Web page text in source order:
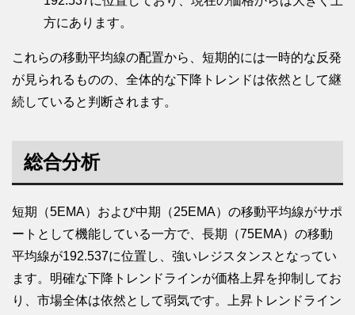
方にあります。
これらの移動平均線の配置から、短期的には一時的な反発
が見られるものの、全体的な下降トレンドは依然として継
続していると判断されます。
総合分析
短期（5EMA）および中期（25EMA）の移動平均線がサポ
ートとして機能している一方で、長期（75EMA）の移動
平均線が192.537に位置し、強いレジスタンスとなってい
ます。明確な下降トレンドラインが価格上昇を抑制してお
り、市場全体は依然として弱気です。上昇トレンドライン